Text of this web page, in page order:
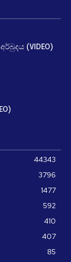
(VIDEO)
44343
3796
1477
592
410
407
85